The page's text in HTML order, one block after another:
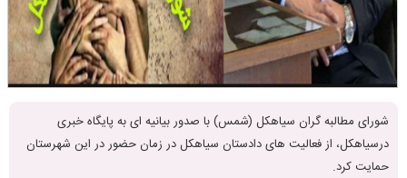
شورای مطالبه گران سیاهکل (شمس) با صدور بیانیه ای به پایگاه خبری
درسیاهکل، از فعالیت های دادستان سیاهکل در زمان حضور در این شهرستان
حمایت کرد.